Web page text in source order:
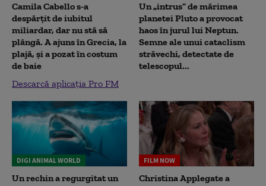
Camila Cabello s-a
despărțit de iubitul
miliardar, dar nu stă să
plângă. A ajuns în Grecia, la
plajă, și a pozat în costum
de baie
Descarcă aplicația Pro FM
Un „intrus” de mărimea
planetei Pluto a provocat
haos în jurul lui Neptun.
Semne ale unui cataclism
străvechi, detectate de
telescopul...
DIGI ANIMAL WORLD
Un rechin a regurgitat un
FILM NOW
Christina Applegate a